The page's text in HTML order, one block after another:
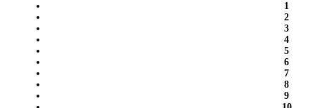
1
2
3
4
5
6
7
8
9